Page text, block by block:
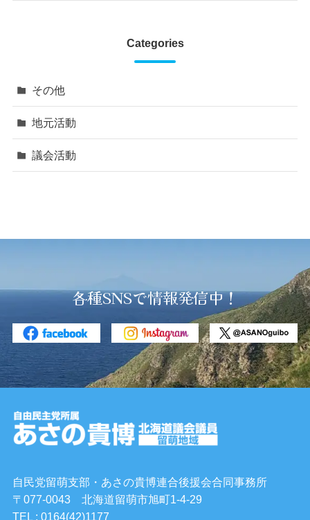
Categories
その他
地元活動
議会活動
各種SNSで情報発信中！
自民党留萌支部・あさの貴博連合後援会合同事務所
〒077-0043 北海道留萌市旭町1-4-29
TEL : 0164(42)1177